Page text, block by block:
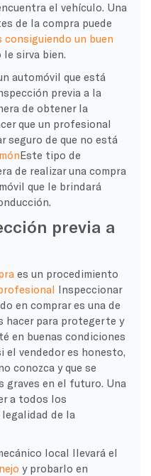
el vehículo. Una
de la compra puede
consiguiendo un buen
le sirva bien.
automóvil que está
previa a la
de obtener la
que un profesional
seguro de que no está
Este tipo de
de realizar una compra
que le brindará
previa a
es un procedimiento
Inspeccionar
en comprar es una de
hacer para protegerte y
en buenas condiciones
el vendedor es honesto,
conozca y que se
graves en el futuro. Una
a todos los
de la
local llevará el
y probarlo en